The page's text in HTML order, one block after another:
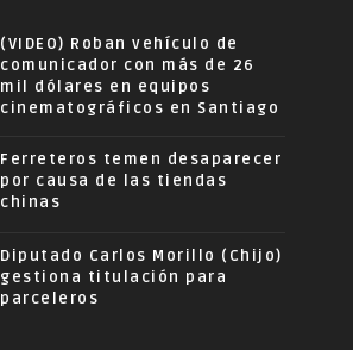
(VIDEO) Roban vehículo de
comunicador con más de 26
mil dólares en equipos
cinematográficos en Santiago
Ferreteros temen desaparecer
por causa de las tiendas
chinas
Diputado Carlos Morillo (Chijo)
gestiona titulación para
parceleros